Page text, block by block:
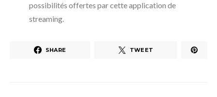
possibilités offertes par cette application de
streaming.
SHARE TWEET